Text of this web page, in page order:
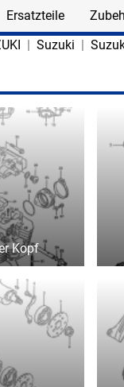
Ersatzteile
Suzuki
Kopf